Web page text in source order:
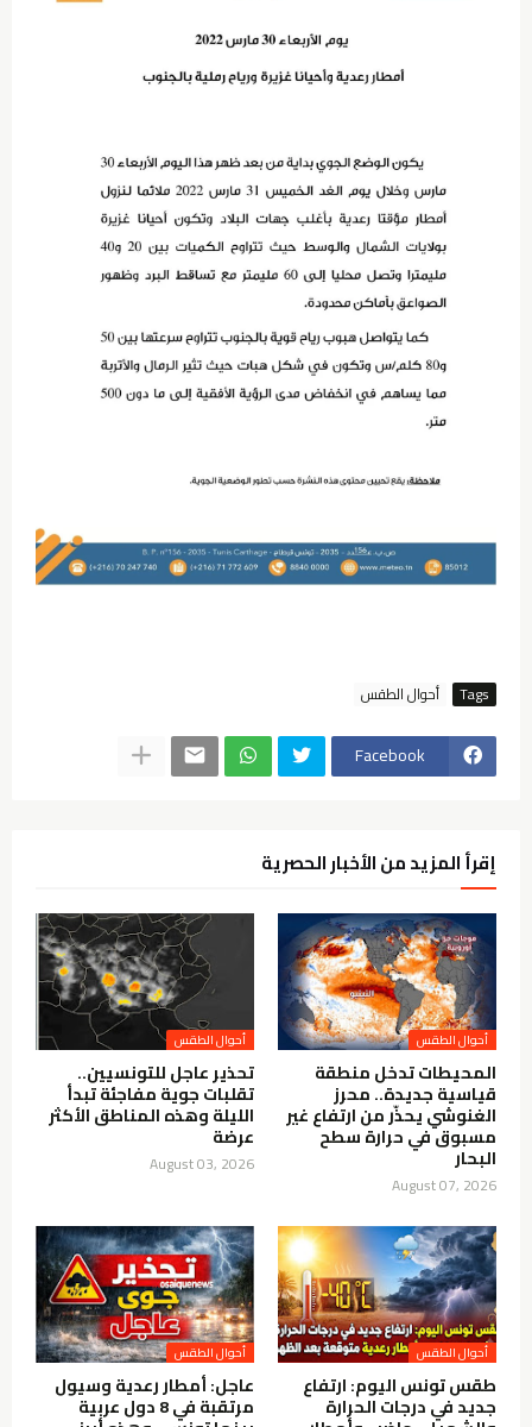
Tags أحوال الطقس
Facebook
إقرأ المزيد من الأخبار الحصرية
أحوال الطقس
المحيطات تدخل منطقة
قياسية جديدة.. محرز
الغنوشي يحذّر من ارتفاع غير
مسبوق في حرارة سطح
البحار
August 07, 2026
أحوال الطقس
تحذير عاجل للتونسيين..
تقلبات جوية مفاجئة تبدأ
الليلة وهذه المناطق الأكثر
عرضة
August 03, 2026
أحوال الطقس
طقس تونس اليوم: ارتفاع
جديد في درجات الحرارة
أحوال الطقس
عاجل: أمطار رعدية وسيول
مرتقبة في 8 دول عربية